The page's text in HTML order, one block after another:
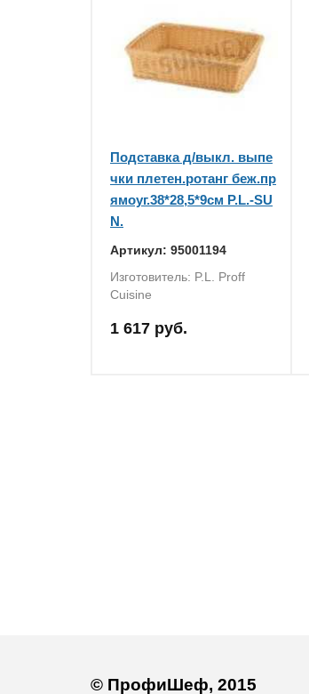
Подставка д/выкл. выпе
чки плетен.ротанг беж.пр
ямоуг.38*28,5*9см P.L.-SU
N.
Артикул: 95001194
Изготовитель: P.L. Proff
Cuisine
1 617 руб.
© ПрофиШеф, 2015